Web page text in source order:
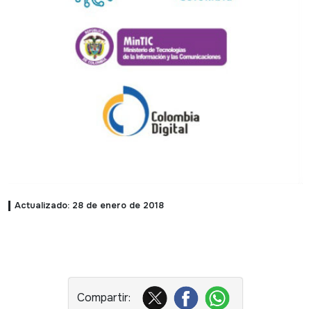
Actualizado: 28 de enero de 2018